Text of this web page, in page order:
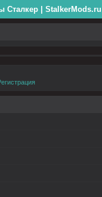
| StalkerMods.ru